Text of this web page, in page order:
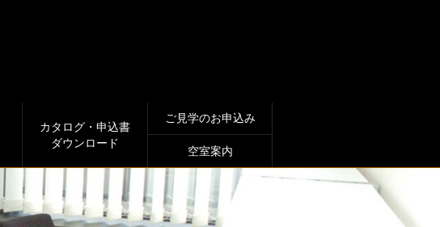
カタログ・申込書
ダウンロード
ご見学のお申込み
空室案内